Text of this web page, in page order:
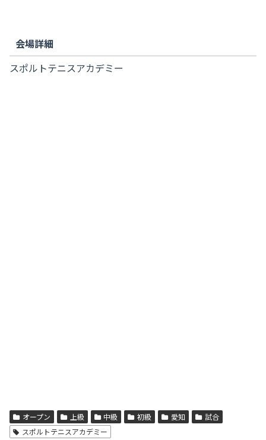
会場詳細
スポルトテニスアカデミー
オープン 上級 中級 初級 愛知
試合
スポルトテニスアカデミー